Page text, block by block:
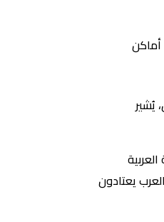
أماكن
يُشير
العربية
يعتادون